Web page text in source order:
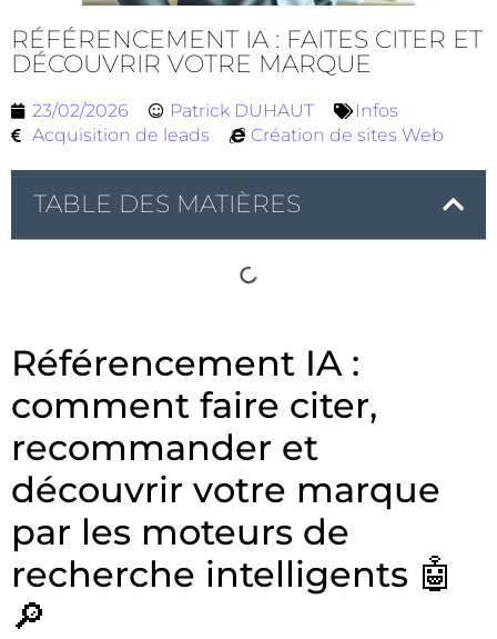
RÉFÉRENCEMENT IA : FAITES CITER ET
DÉCOUVRIR VOTRE MARQUE
23/02/2026 Patrick DUHAUT
Infos
Acquisition de leads
Création de sites Web
TABLE DES MATIÈRES
Référencement IA :
comment faire citer,
recommander et
découvrir votre marque
par les moteurs de
recherche intelligents 🤖
🔎